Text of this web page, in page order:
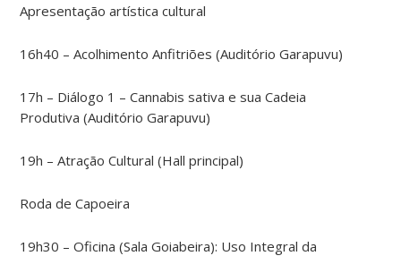
Apresentação artística cultural
16h40 – Acolhimento Anfitriões (Auditório Garapuvu)
17h – Diálogo 1 – Cannabis sativa e sua Cadeia
Produtiva (Auditório Garapuvu)
19h – Atração Cultural (Hall principal)
Roda de Capoeira
19h30 – Oficina (Sala Goiabeira): Uso Integral da